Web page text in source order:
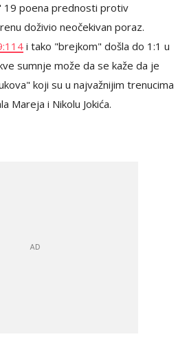
19 poena prednosti protiv
doživio neočekivan poraz.
i tako "brejkom" došla do 1:1 u
sumnje može da se kaže da je
koji su u najvažnijim trenucima
Mareja i Nikolu Jokića.